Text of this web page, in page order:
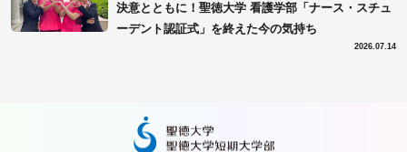
決意とともに！聖徳大学 看護学部「ナース・スチュ
ーデント認証式」を終えた今の気持ち
2026.07.14